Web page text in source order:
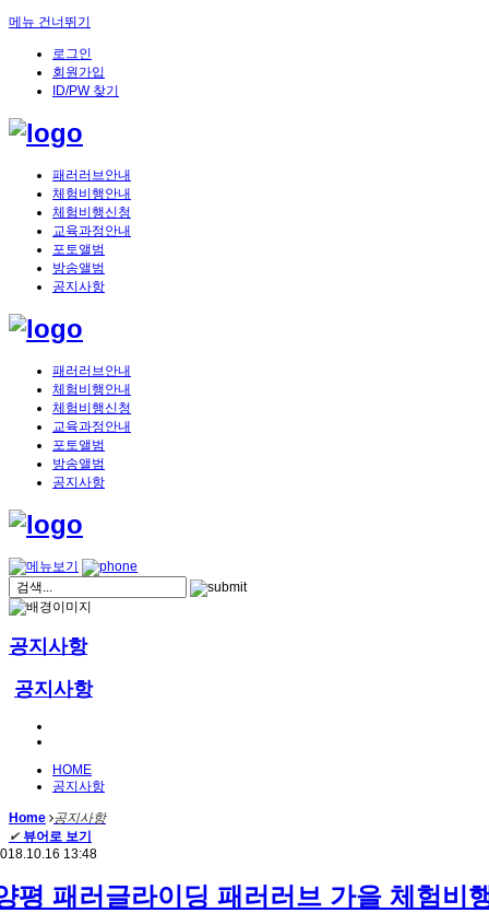
메뉴 건너뛰기
로그인
회원가입
ID/PW 찾기
패러러브안내
체험비행안내
체험비행신청
교육과정안내
포토앨범
방송앨범
공지사항
패러러브안내
체험비행안내
체험비행신청
교육과정안내
포토앨범
방송앨범
공지사항
공지사항
공지사항
HOME
공지사항
Home
공지사항
✔ 뷰어로 보기
13:48
평 패러글라이딩 패러러브 가을 체험비